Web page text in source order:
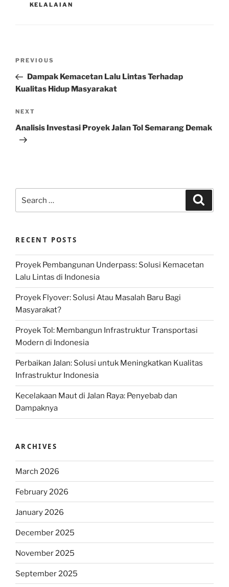
KELALAIAN
Previous
Post
PREVIOUS
Dampak Kemacetan Lalu Lintas Terhadap
Kualitas Hidup Masyarakat
Next
Post
NEXT
Analisis Investasi Proyek Jalan Tol Semarang Demak
for:
RECENT POSTS
Proyek Pembangunan Underpass: Solusi Kemacetan
Lalu Lintas di Indonesia
Proyek Flyover: Solusi Atau Masalah Baru Bagi
Masyarakat?
Proyek Tol: Membangun Infrastruktur Transportasi
Modern di Indonesia
Perbaikan Jalan: Solusi untuk Meningkatkan Kualitas
Infrastruktur Indonesia
Kecelakaan Maut di Jalan Raya: Penyebab dan
Dampaknya
ARCHIVES
March 2026
February 2026
January 2026
December 2025
November 2025
September 2025